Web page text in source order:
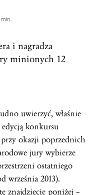
min.
i nagradza
minionych 12
uwierzyć, właśnie
konkursu
okazji poprzednich
jury wybierze
ostatniego
września 2013).
znajdziecie poniżej –